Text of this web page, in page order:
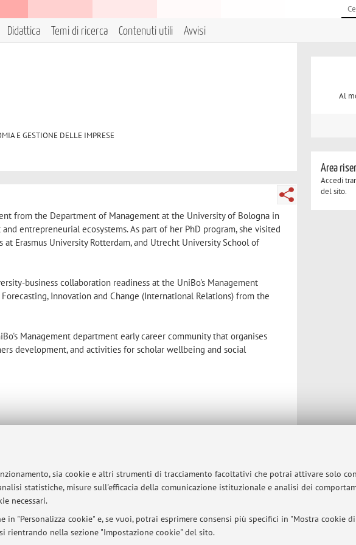
sia cookie e altri strumenti di tracciamento facoltativi che potrai attivare solo
statistiche, misure sull'efficacia della comunicazione istituzionale e analisi dei
necessari.
"Personalizza cookie" e, se vuoi, potrai esprimere consensi più specifici in "Mostra cookie
rientrando nella sezione "Impostazione cookie" del sito.
Didattica Temi di ricerca Contenuti utili Avvisi
E GESTIONE DELLE IMPRESE
from the Department of Management at the University of Bologna in
entrepreneurial ecosystems. As part of her PhD program, she visited
Erasmus University Rotterdam, and Utrecht University School of
business collaboration readiness at the UniBo's Management
Innovation and Change (International Relations) from the
Management department early career community that organises
development, and activities for scholar wellbeing and social
Al
Area
Accedi
del sito.